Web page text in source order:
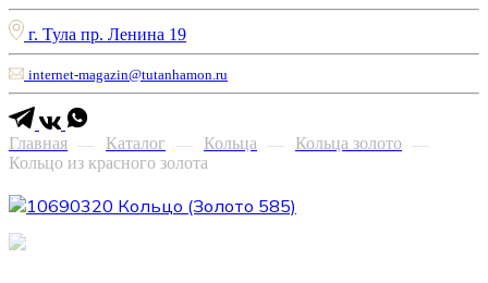
г. Тула пр. Ленина 19
internet-magazin@tutanhamon.ru
Главная — Каталог — Кольца — Кольца золото —
Кольцо из красного золота